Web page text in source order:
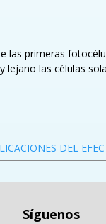
las primeras
lejano las células
DEL
Síguenos